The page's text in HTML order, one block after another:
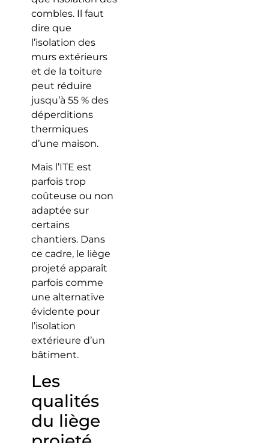
combles. Il faut
dire que
l’isolation des
murs extérieurs
et de la toiture
peut réduire
jusqu’à 55 % des
déperditions
thermiques
d’une maison.
Mais l’ITE est
parfois trop
coûteuse ou non
adaptée sur
certains
chantiers. Dans
ce cadre, le liège
projeté apparaît
parfois comme
une alternative
évidente pour
l’isolation
extérieure d’un
bâtiment.
Les
qualités
du liège